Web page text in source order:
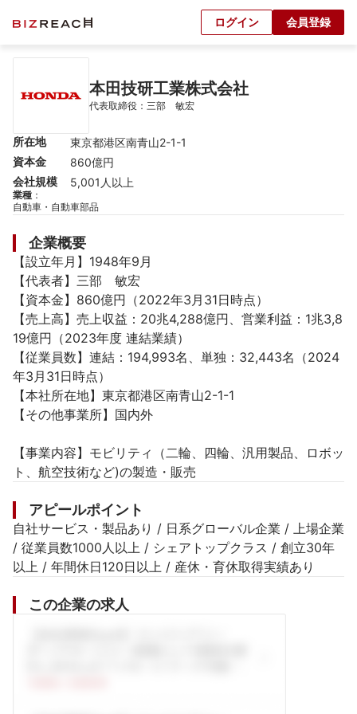
ログイン 会員登録
本田技研工業株式会社
代表取締役：三部　敏宏
所在地
東京都港区南青山2-1-1
資本金
860億円
会社規模
5,001人以上
業種 ：
自動車・自動車部品
企業概要
【設立年月】1948年9月
【代表者】三部　敏宏
【資本金】860億円（2022年3月31日時点）
【売上高】売上収益：20兆4,288億円、営業利益：1兆3,8
19億円（2023年度 連結業績）
【従業員数】連結：194,993名、単独：32,443名（2024
年3月31日時点）
【本社所在地】東京都港区南青山2-1-1
【その他事業所】国内外
【事業内容】モビリティ（二輪、四輪、汎用製品、ロボッ
ト、航空技術など)の製造・販売
アピールポイント
自社サービス・製品あり / 日系グローバル企業 / 上場企業
/ 従業員数1000人以上 / シェアトップクラス / 創立30年
以上 / 年間休日120日以上 / 産休・育休取得実績あり
この企業の求人